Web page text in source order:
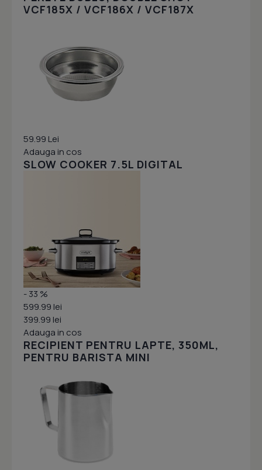
VCF185X / VCF186X / VCF187X
59.99 Lei
Adauga in cos
SLOW COOKER 7.5L DIGITAL
- 33 %
599.99 lei
399.99 lei
Adauga in cos
RECIPIENT PENTRU LAPTE, 350ML,
PENTRU BARISTA MINI